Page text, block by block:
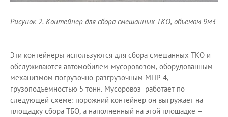
Рисунок 2. Контейнер для сбора смешанных ТКО, объемом 9м3
Эти контейнеры используются для сбора смешанных ТКО и
обслуживаются автомобилем-мусоровозом, оборудованным
механизмом погрузочно-разгрузочным МПР-4,
грузоподъемностью 5 тонн. Мусоровоз работает по
следующей схеме: порожний контейнер он выгружает на
площадку сбора ТБО, а наполненный на этой площадке –